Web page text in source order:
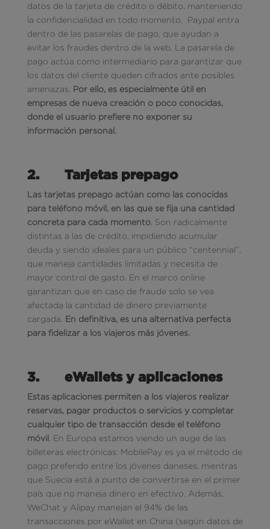
datos de la tarjeta de crédito o débito, manteniendo
la confidencialidad en todo momento. Paypal entra
dentro de las pasarelas de pago, que ayudan a
evitar los fraudes dentro de la web. La pasarela de
pago actúa como intermediario para garantizar que
los datos del cliente queden cifrados ante posibles
amenazas. Por ello, es especialmente útil en
empresas de nueva creación o poco conocidas,
donde el usuario prefiere no exponer su
información personal.
2. Tarjetas prepago
Las tarjetas prepago actúan como las conocidas
para teléfono móvil, en las que se fija una cantidad
concreta para cada momento. Son radicalmente
distintas a las de crédito, impidiendo acumular
deuda y siendo ideales para un público “centennial”,
que maneja cantidades limitadas y necesita de
mayor control de gasto. En el marco online
garantizan que en caso de fraude solo se vea
afectada la cantidad de dinero previamente
cargada. En definitiva, es una alternativa perfecta
para fidelizar a los viajeros más jóvenes.
3. eWallets y aplicaciones
Estas aplicaciones permiten a los viajeros realizar
reservas, pagar productos o servicios y completar
cualquier tipo de transacción desde el teléfono
móvil
. En Europa estamos viendo un auge de las
billeteras electrónicas: MobilePay es ya el método de
pago preferido entre los jóvenes daneses, mientras
que Suecia está a punto de convertirse en el primer
país que no maneja dinero en efectivo. Además,
WeChat y Alipay manejan el 94% de las
transacciones por eWallet en China (según datos de